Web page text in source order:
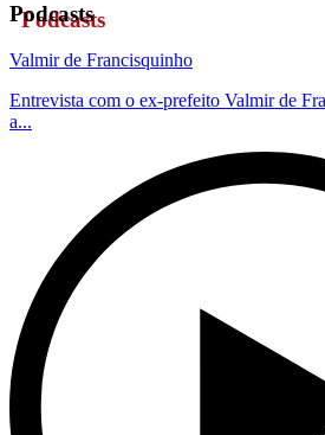
Podcasts
Valmir de Francisquinho
Entrevista com o ex-prefeito Valmir de
a...